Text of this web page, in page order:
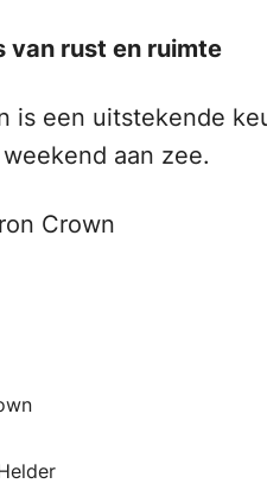
van rust en ruimte
is een uitstekende
aan zee.